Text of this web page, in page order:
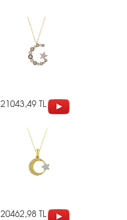
21043,49 TL
20462,98 TL